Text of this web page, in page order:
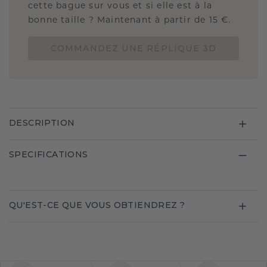
cette bague sur vous et si elle est à la
bonne taille ? Maintenant à partir de 15 €.
DESCRIPTION
SPECIFICATIONS
QU'EST-CE QUE VOUS OBTIENDREZ ?